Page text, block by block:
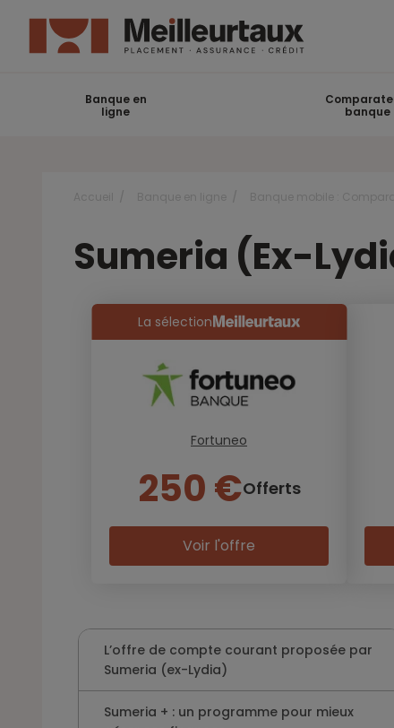
Banque en
ligne
banque
Sumeria (Ex-
La sélection
Fortuneo
250 €Offerts
Voir l'offre
L’offre de compte courant proposée par
Sumeria (ex-Lydia)
Sumeria + : un programme pour mieux